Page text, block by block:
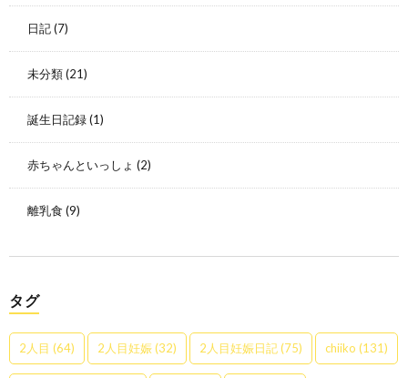
日記(7)
未分類(21)
誕生日記録(1)
赤ちゃんといっしょ (2)
離乳食 (9)
タグ
2人目 (64) 2人目妊娠(32) 2人目妊娠日記(75) chiiko (131)